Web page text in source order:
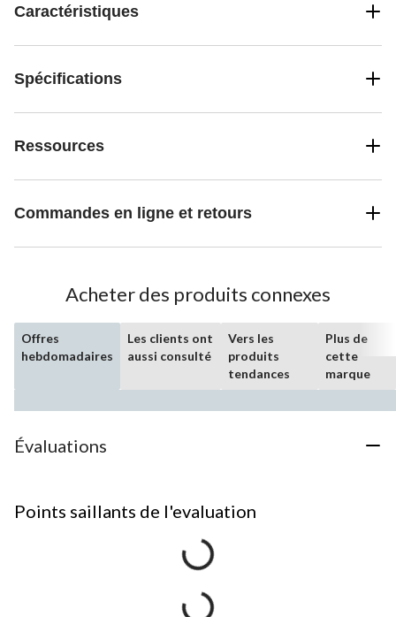
Caractéristiques
Spécifications
Ressources
Commandes en ligne et retours
Acheter des produits connexes
Offres
hebdomadaires
Les clients ont
aussi consulté
Vers les
produits
tendances
Plus de
cette
marque
Évaluations
Points saillants de l'evaluation